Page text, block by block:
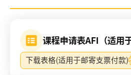
课程申请表AFI（适用
下载表格(适用于邮寄支票付款)